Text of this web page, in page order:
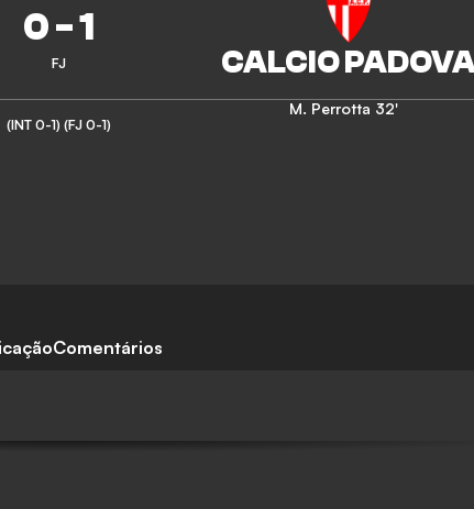
0-1
FJ
M. Perrotta 32'
(INT 0-1) (FJ 0-1)
Comentários